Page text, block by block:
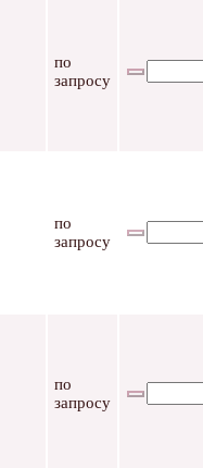
по
запросу
по
запросу
по
запросу